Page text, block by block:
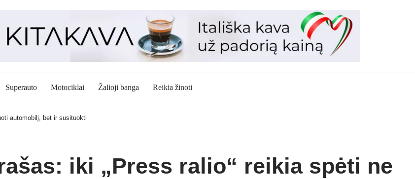
Superauto Motociklai Žalioji banga Reikia žinoti
automobilį, bet ir susituokti
iki „Press ralio“ reikia spėti ne